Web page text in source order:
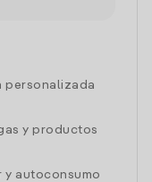
personalizada
y productos
y autoconsumo